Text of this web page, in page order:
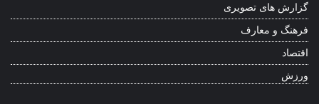
گزارش های تصویری
فرهنگ و معارف
اقتصاد
ورزش